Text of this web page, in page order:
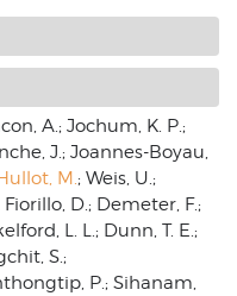
A.; Jochum, K. P.;
J.; Joannes-Boyau,
M.; Weis, U.;
D.; Demeter, F.;
L. L.; Dunn, T. E.;
S.;
P.; Sihanam,